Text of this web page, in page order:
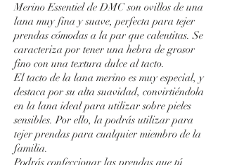
Merino Essentiel de DMC son ovillos de una
lana muy fina y suave, perfecta para tejer
prendas cómodas a la par que calentitas. Se
caracteriza por tener una hebra de grosor
fino con una textura dulce al tacto.
El tacto de la lana merino es muy especial, y
destaca por su alta suavidad, convirtiéndola
en la lana ideal para utilizar sobre pieles
sensibles. Por ello, la podrás utilizar para
tejer prendas para cualquier miembro de la
familia.
Podrás confeccionar las prendas que tú